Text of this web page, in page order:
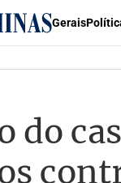
Gerais
do